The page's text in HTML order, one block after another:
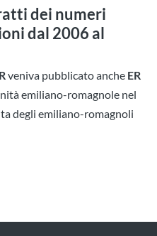
dei numeri
dal 2006 al
veniva pubblicato anche ER
emiliano-romagnole nel
degli emiliano-romagnoli